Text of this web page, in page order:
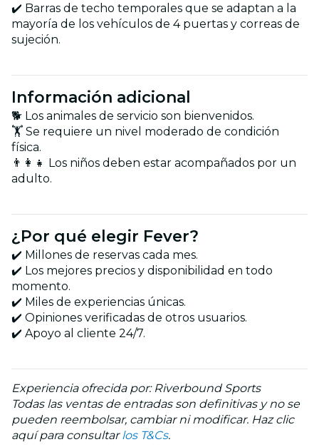
✔️ Barras de techo temporales que se adaptan a la
mayoría de los vehículos de 4 puertas y correas de
sujeción.
Información adicional
🐕 Los animales de servicio son bienvenidos.
🏋️ Se requiere un nivel moderado de condición
física.
👨‍👩‍👧 Los niños deben estar acompañados por un
adulto.
¿Por qué elegir Fever?
✔️ Millones de reservas cada mes.
✔️ Los mejores precios y disponibilidad en todo
momento.
✔️ Miles de experiencias únicas.
✔️ Opiniones verificadas de otros usuarios.
✔️ Apoyo al cliente 24/7.
Experiencia ofrecida por: Riverbound Sports
Todas las ventas de entradas son definitivas y no se
pueden reembolsar, cambiar ni modificar. Haz clic
aquí para consultar los T&Cs.